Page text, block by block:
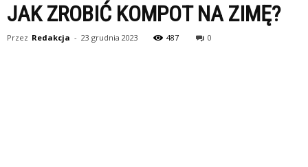
JAK ZROBIĆ KOMPOT NA ZIMĘ?
Przez Redakcja - 23 grudnia 2023 487 0